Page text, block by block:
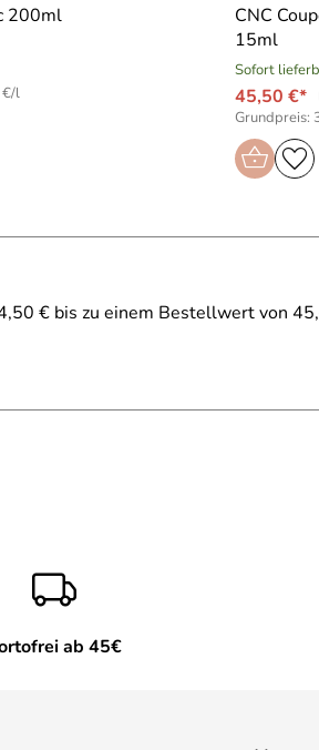
200ml
€/l
CNC
15ml
Sofort
45,50 €*
Grundpreis:
€ bis zu einem Bestellwert von
ab 45€